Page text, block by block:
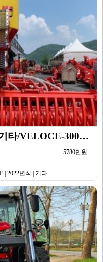
한국페라리트랙터/트랙터/기타/VELOCE-300PS500M2E/2022년식
5780만원
| 2022년식 | 기타